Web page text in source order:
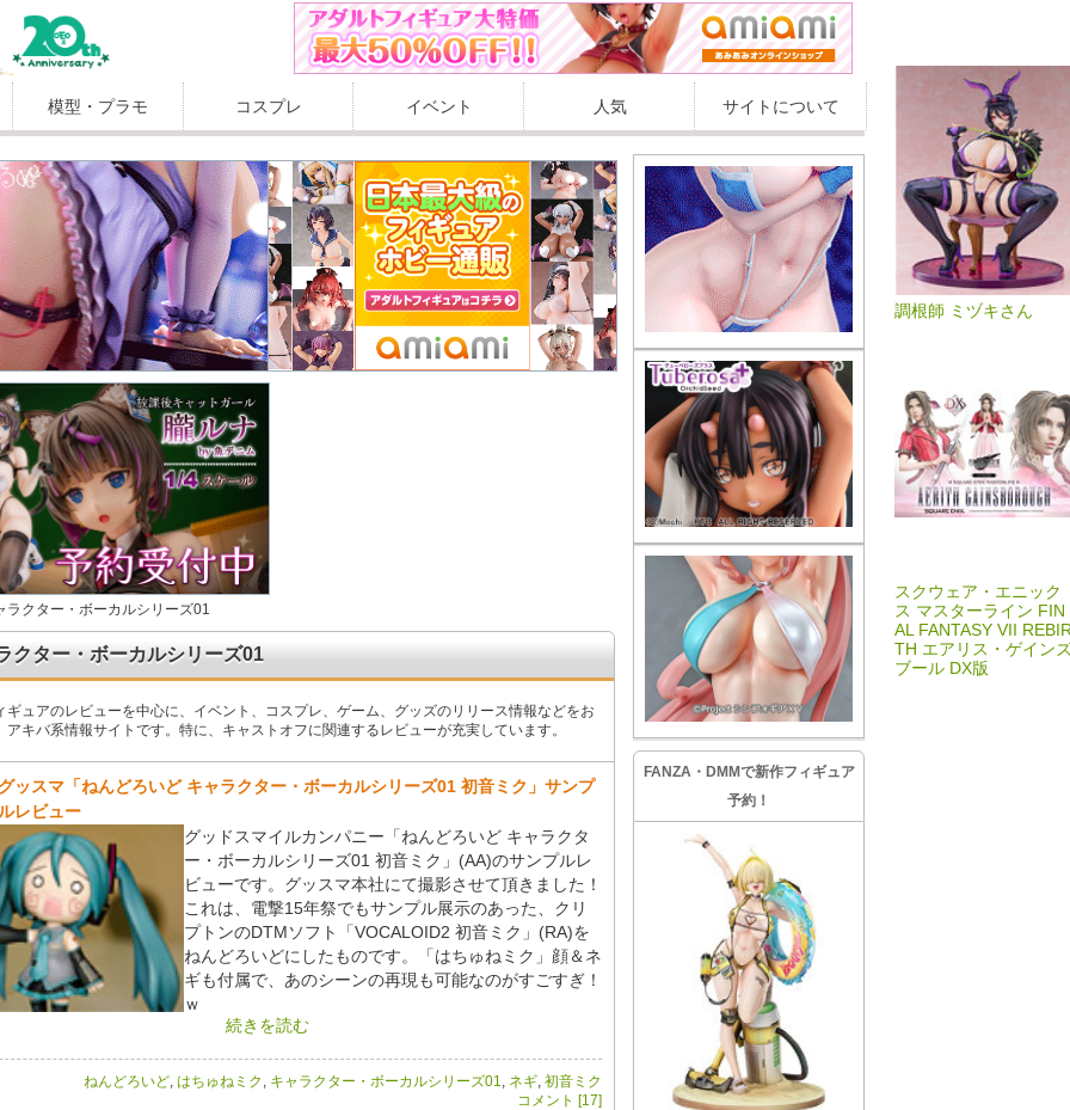
調根師 ミヅキさん
スクウェア・エニック
ス マスターライン FIN
AL FANTASY VII
TH エアリス・ゲイン
ブール DX版
模型・プラモ コスプレ イベント 人気 サイトについて
ラクター・ボーカルシリーズ01
クター・ボーカルシリーズ01
ギュアのレビューを中心に、イベント、コスプレ、ゲーム、グッズのリリース情報などをお
アキバ系情報サイトです。特に、キャストオフに関連するレビューが充実しています。
ッスマ「ねんどろいど キャラクター・ボーカルシリーズ01 初音ミク」サンプ
レビュー
グッドスマイルカンパニー「ねんどろいど キャラクタ
ー・ボーカルシリーズ01 初音ミク」(AA)のサンプルレ
ビューです。グッスマ本社にて撮影させて頂きました！
これは、電撃15年祭でもサンプル展示のあった、クリ
プトンのDTMソフト「VOCALOID2 初音ミク」(RA)を
ねんどろいどにしたものです。「はちゅねミク」顔＆ネ
ギも付属で、あのシーンの再現も可能なのがすごすぎ！
ｗ
続きを読む
ねんどろいど はちゅねミク キャラクター・ボーカルシリーズ01 ネギ 初音ミク
コメント [17]
FANZA・DMMで新作フィギュア
予約！